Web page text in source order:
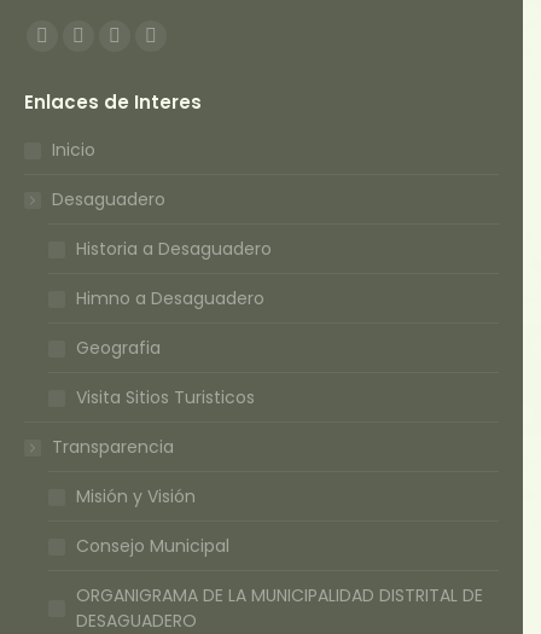
Encuéntranos en:
Facebook
opens
in
window
Twitter
opens
in
window
YouTube
opens
window
Instagram
opens
window
Enlaces de Interes
Inicio
Desaguadero
Historia a Desaguadero
Himno a Desaguadero
Geografia
Visita Sitios Turisticos
Transparencia
Misión y Visión
Consejo Municipal
ORGANIGRAMA DE LA MUNICIPALIDAD DISTRITAL DE
DESAGUADERO